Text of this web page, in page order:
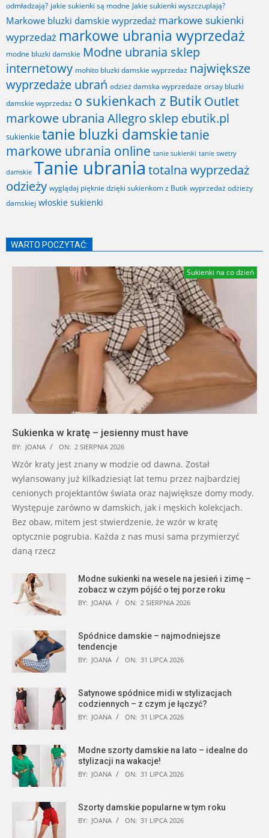
odmładzają? jakie sukienki są modne Jakie sukienki wyszczuplają?
Markowe bluzki damskie wyprzedaż markowe sukienki
wyprzedaż markowe ubrania wyprzedaż
modne bluzki damskie Modne ubrania sklep
internetowy mohito bluzki damskie wyprzedaż największe
wyprzedaże ubrań odzież damska wyprzedaże orsay bluzki
damskie wyprzedaż o sukienkach z Butik Outlet
markowe ubrania Allegro sklep ebutik.pl
sukienkie tanie bluzki damskietanie
markowe ubrania online tanie sukienki tanie swetry
damskie Tanie ubrania totalna wyprzedaż
odzieży wyglądaj pięknie dzięki sukienkom z Butik wyprzedaż odzieży
damskiej włoskie sukienki
WARTO POCZYTAĆ:
Sukienki na co dzień
Sukienka w kratę – jesienny must have
BY: JOANA ON: 2 SIERPNIA 2026
Wzór kraty jest znany w modzie od dawna. Został
wylansowany już kilkadziesiąt lat temu przez najbardziej
cenionych projektantów świata oraz największe domy mody.
Występuje zarówno w damskich, jak i męskich kolekcjach.
Bez obaw, mitem jest stwierdzenie, że wzór w kratę
optycznie pogrubia. Każda z nas musi sama przymierzyć
daną rzecz
Modne sukienki na wesele na jesień i zimę –
zobacz w czym pójść o tej porze roku
BY: JOANA ON: 2 SIERPNIA 2026
Spódnice damskie – najmodniejsze
tendencje
BY: JOANA ON: 31 LIPCA 2026
Satynowe spódnice midi w stylizacjach
codziennych – z czym je łączyć?
BY: JOANA ON: 31 LIPCA 2026
Modne szorty damskie na lato – idealne do
stylizacji na wakacje!
BY: JOANA ON: 31 LIPCA 2026
Szorty damskie popularne w tym roku
BY: JOANA ON: 31 LIPCA 2026